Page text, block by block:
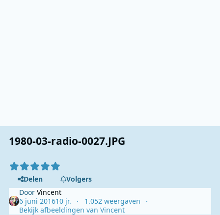
1980-03-radio-0027.JPG
Delen
Volgers
DoorVincent
6 juni 201610 jr.
1.052 weergaven
Bekijk afbeeldingen van Vincent